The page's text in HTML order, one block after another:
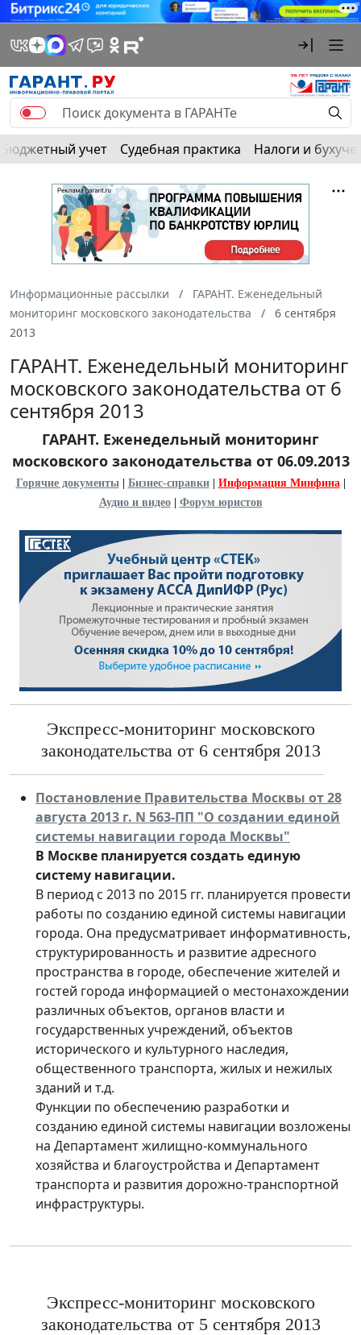
Бюджетный учет Судебная практика Налоги и
Информационные рассылки
ГАРАНТ. Еженедельный
мониторинг московского законодательства
6 сентября
2013
ГАРАНТ. Еженедельный мониторинг
московского законодательства от 6
сентября 2013
ГАРАНТ. Еженедельный мониторинг
московского законодательства от 06.09.2013
Горячие документы| Бизнес-справки| Информация Минфина|
Аудио и видео| Форум юристов
Экспресс-мониторинг московского
законодательства от 6 сентября 2013
Постановление Правительства Москвы от 28
августа 2013 г. N 563-ПП "О создании единой
системы навигации города Москвы"
В Москве планируется создать единую
систему навигации.
В период с 2013 по 2015 гг. планируется провести
работы по созданию единой системы навигации
города. Она предусматривает информативность,
структурированность и развитие адресного
пространства в городе, обеспечение жителей и
гостей города информацией о местонахождении
различных объектов, органов власти и
государственных учреждений, объектов
исторического и культурного наследия,
общественного транспорта, жилых и нежилых
зданий и т.д.
Функции по обеспечению разработки и
созданию единой системы навигации возложены
на Департамент жилищно-коммунального
хозяйства и благоустройства и Департамент
транспорта и развития дорожно-транспортной
инфраструктуры.
Экспресс-мониторинг московского
законодательства от 5 сентября 2013